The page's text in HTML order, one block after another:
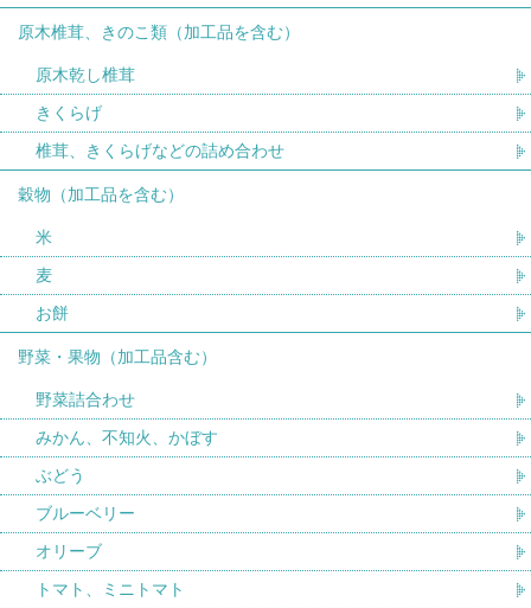
原木椎茸、きのこ類（加工品を含む）
原木乾し椎茸
きくらげ
椎茸、きくらげなどの詰め合わせ
穀物（加工品を含む）
米
麦
お餅
野菜・果物（加工品含む）
野菜詰合わせ
みかん、不知火、かぼす
ぶどう
ブルーベリー
オリーブ
トマト、ミニトマト